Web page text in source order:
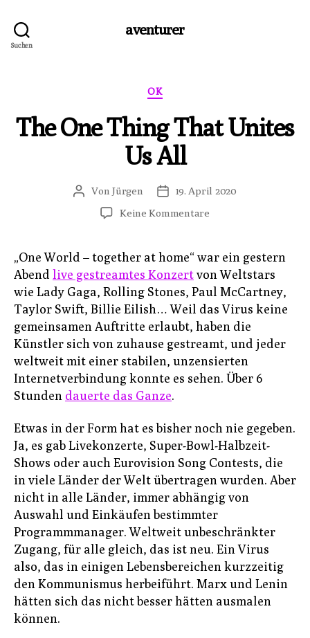
Suchen
aventurer
Kategorien
OK
The One Thing That Unites
Us All
Beitragsautor
VonJürgen Veröffentlichungsdatum
19. April 2020
Keine Kommentarezu
Thing
That
Unites
Us
All
„One World – together at home“ war ein gestern
Abend live gestreamtes Konzertvon Weltstars
wie Lady Gaga, Rolling Stones, Paul McCartney,
Taylor Swift, Billie Eilish… Weil das Virus keine
gemeinsamen Auftritte erlaubt, haben die
Künstler sich von zuhause gestreamt, und jeder
weltweit mit einer stabilen, unzensierten
Internetverbindung konnte es sehen. Über 6
Stunden dauerte das Ganze.
Etwas in der Form hat es bisher noch nie gegeben.
Ja, es gab Livekonzerte, Super-Bowl-Halbzeit-
Shows oder auch Eurovision Song Contests, die
in viele Länder der Welt übertragen wurden. Aber
nicht in alle Länder, immer abhängig von
Auswahl und Einkäufen bestimmter
Programmmanager. Weltweit unbeschränkter
Zugang, für alle gleich, das ist neu. Ein Virus
also, das in einigen Lebensbereichen kurzzeitig
den Kommunismus herbeiführt. Marx und Lenin
hätten sich das nicht besser hätten ausmalen
können.